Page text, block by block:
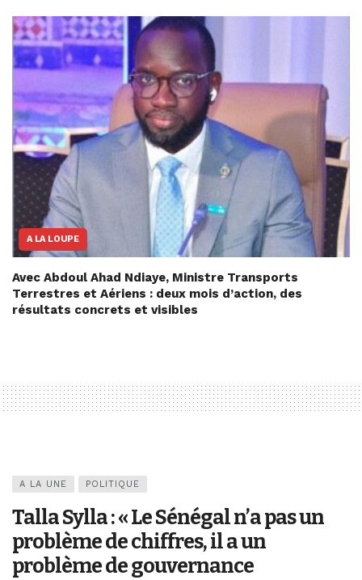
A LA LOUPE
Avec Abdoul Ahad Ndiaye, Ministre Transports
Terrestres et Aériens : deux mois d’action, des
résultats concrets et visibles
A LA UNE POLITIQUE
Talla Sylla : « Le Sénégal n’a pas un
problème de chiffres, il a un
problème de gouvernance